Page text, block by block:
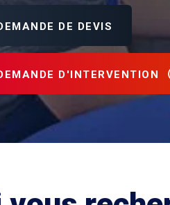
DE DEVIS
D'INTERVENTION